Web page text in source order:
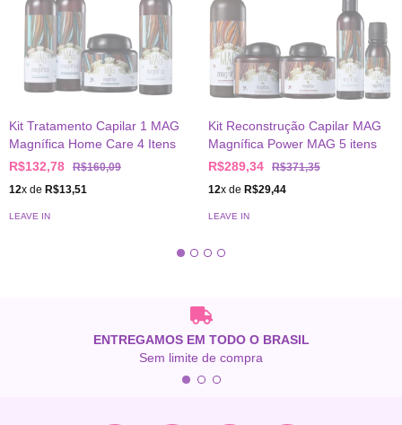
Kit Tratamento Capilar 1 MAG
Magnífica Home Care 4 Itens
R$132,78
R$160,09
12x de R$13,51
LEAVE IN
Kit Reconstrução Capilar MAG
Magnífica Power MAG 5 itens
R$289,34
R$371,35
12x de R$29,44
LEAVE IN
ENTREGAMOS EM TODO O BRASIL
Sem limite de compra